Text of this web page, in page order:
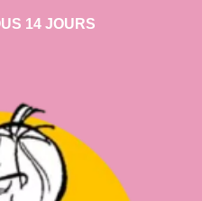
14 JOURS